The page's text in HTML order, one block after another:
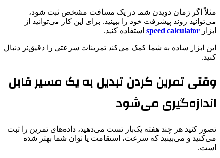
مثلاً اگر زمان دویدن شما در یک مسافت مشخص ثبت شود،
می‌توانید روند پیشرفت خود را ببینید. برای این کار می‌توانید از
ابزار speed calculator استفاده کنید.
این ابزار ساده به شما کمک می‌کند تمرینات سرعتی را دقیق‌تر دنبال
کنید.
وقتی تمرین کردن تبدیل به یک مسیر قابل
اندازه‌گیری می‌شود
تصور کنید هر چند هفته یک‌بار تست می‌دهید، داده‌های تمرین را ثبت
می‌کنید و می‌بینید که سرعت، استقامت یا توان شما بهتر شده
است.